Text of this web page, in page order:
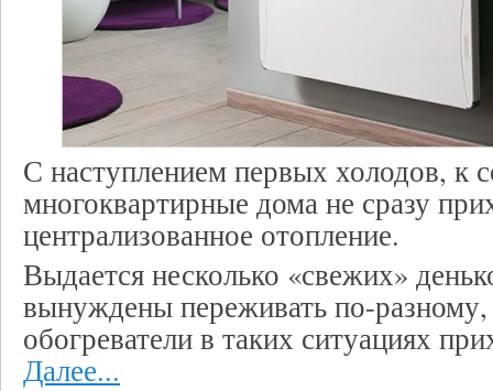
С наступлением первых холодов, к
многоквартирные дома не сразу
централизованное отопление.
Выдается несколько «свежих»
вынуждены переживать по-разному,
обогреватели в таких ситуациях
Далее...